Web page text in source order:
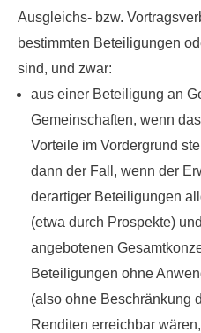
Ausgleichs- bzw.
bestimmten Beteiligungen
sind, und zwar:
aus einer Beteiligung an
Gemeinschaften, wenn
Vorteile im Vordergrund
dann der Fall, wenn der
derartiger Beteiligungen
(etwa durch Prospekte)
angebotenen
Beteiligungen ohne
(also ohne Beschränkung
Renditen erreichbar